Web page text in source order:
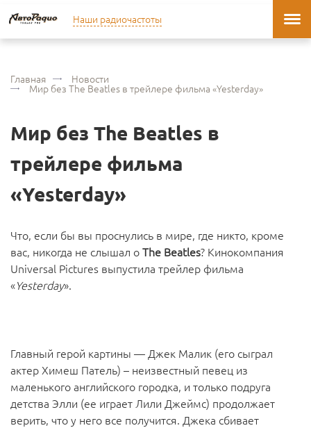
Наши радиочастоты
Главная Новости
Мир без The Beatles в трейлере фильма «Yesterday»
Мир без The Beatles в
трейлере фильма
«Yesterday»
Что, если бы вы проснулись в мире, где никто, кроме
вас, никогда не слышал оThe Beatles? Кинокомпания
Universal Pictures выпустила трейлер фильма
«Yesterday».
Главный герой картины — Джек Малик (его сыграл
актер Химеш Патель) – неизвестный певец из
маленького английского городка, и только подруга
детства Элли (ее играет Лили Джеймс) продолжает
верить, что у него все получится. Джека сбивает